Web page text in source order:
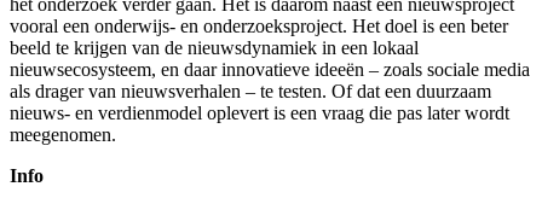
vooral een onderwijs- en onderzoeksproject. Het doel is een beter
beeld te krijgen van de nieuwsdynamiek in een lokaal
nieuwsecosysteem, en daar innovatieve ideeën – zoals sociale media
als drager van nieuwsverhalen – te testen. Of dat een duurzaam
nieuws- en verdienmodel oplevert is een vraag die pas later wordt
meegenomen.
Info